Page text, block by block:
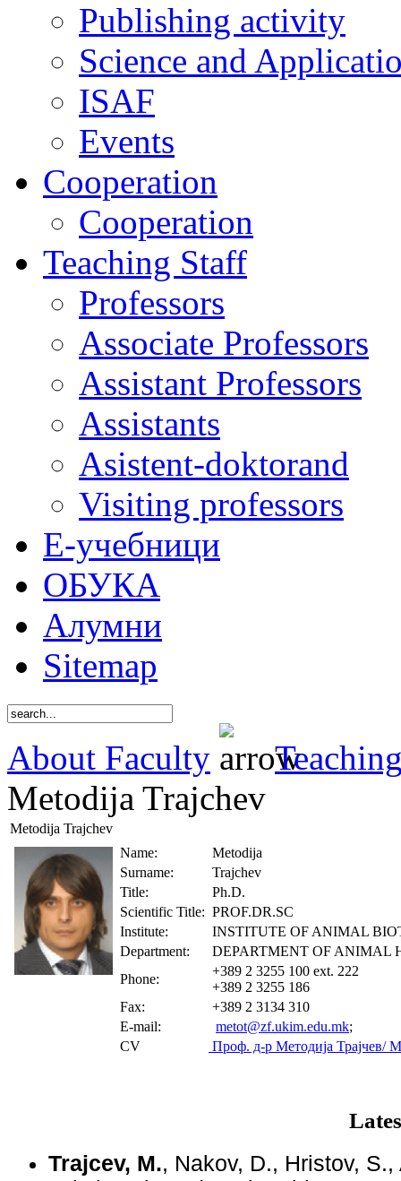
Publishing activity
Science and
ISAF
Events
Cooperation
Cooperation
Teaching Staff
Professors
Associate Professors
Assistant Professors
Assistants
Asistent-doktorand
Visiting professors
Е-учебници
ОБУКА
Алумни
Sitemap
About Faculty
Metodija Trajchev
Metodija Trajchev
Name:
Metodija
Surname:
Trajchev
Title:
Ph.D.
Scientific Title: PROF.DR.SC
Institute:
INSTITUTE OF ANIMAL
Department:
DEPARTMENT OF ANIMAL
Phone:
+389 2 3255 100 ext. 222
+389 2 3255 186
Fax:
+389 2 3134 310
E-mail:
metot@zf.ukim.edu.mk;
CV
Проф. д-р Методија Трајчев/
Trajcev, M., Nakov, D., Hristov,